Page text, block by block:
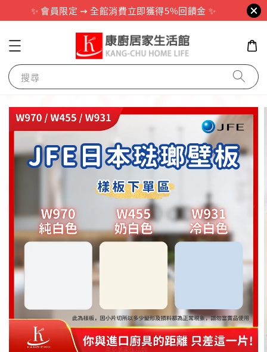
✨ 會員限定 ⇝ 全館消費立即獲得5%回饋金 ✨
搜尋